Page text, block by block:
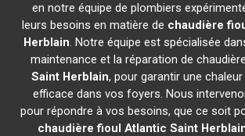
en notre équipe de plombiers
leurs besoins en matière de chaudière
Herblain. Notre équipe est spécialisée
maintenance et la réparation de
Saint Herblain, pour garantir une
efficace dans vos foyers. Nous
pour répondre à vos besoins, que ce soit
chaudière fioul Atlantic Saint